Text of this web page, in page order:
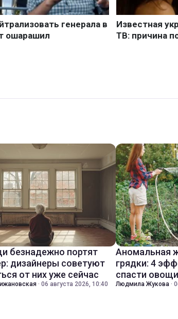
безнадежно портят
дизайнеры советуют
от них уже сейчас
· 06 августа 2026, 10:40
Аномальная
грядки: 4
спасти
Людмила Жукова ·